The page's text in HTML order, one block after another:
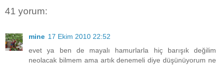
41 yorum:
mine 17 Ekim 2010 22:52
evet ya ben de mayalı hamurlarla hiç barışık değilim
neolacak bilmem ama artık denemeli diye düşünüyorum ne